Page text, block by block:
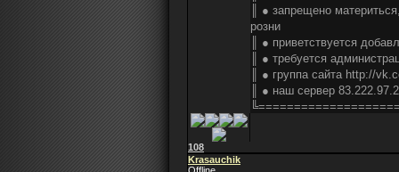
║ ● запрещено
розни
║ ● приветствуется
║ ● требуется
║ ● группа сайта http://
║ ● наш сервер
108
Krasauchik